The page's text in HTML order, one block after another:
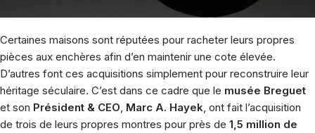
Certaines maisons sont réputées pour racheter leurs propres
pièces aux enchères afin d’en maintenir une cote élevée.
D’autres font ces acquisitions simplement pour reconstruire leur
héritage séculaire. C’est dans ce cadre que le musée Breguet
et son Président & CEO Marc A. Hayek , ont fait l’acquisition
de trois de leurs propres montres pour près de 1,5 million de